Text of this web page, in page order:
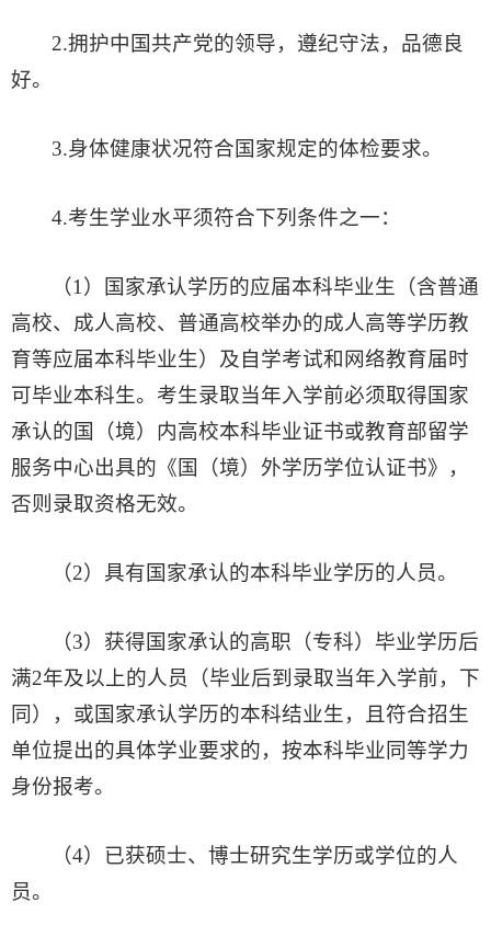
2.拥护中国共产党的领导，遵纪守法，品德良
好。
3.身体健康状况符合国家规定的体检要求。
4.考生学业水平须符合下列条件之一：
（1）国家承认学历的应届本科毕业生（含普通
高校、成人高校、普通高校举办的成人高等学历教
育等应届本科毕业生）及自学考试和网络教育届时
可毕业本科生。考生录取当年入学前必须取得国家
承认的国（境）内高校本科毕业证书或教育部留学
服务中心出具的《国（境）外学历学位认证书》，
否则录取资格无效。
（2）具有国家承认的本科毕业学历的人员。
（3）获得国家承认的高职（专科）毕业学历后
满2年及以上的人员（毕业后到录取当年入学前，下
同），或国家承认学历的本科结业生，且符合招生
单位提出的具体学业要求的，按本科毕业同等学力
身份报考。
（4）已获硕士、博士研究生学历或学位的人
员。